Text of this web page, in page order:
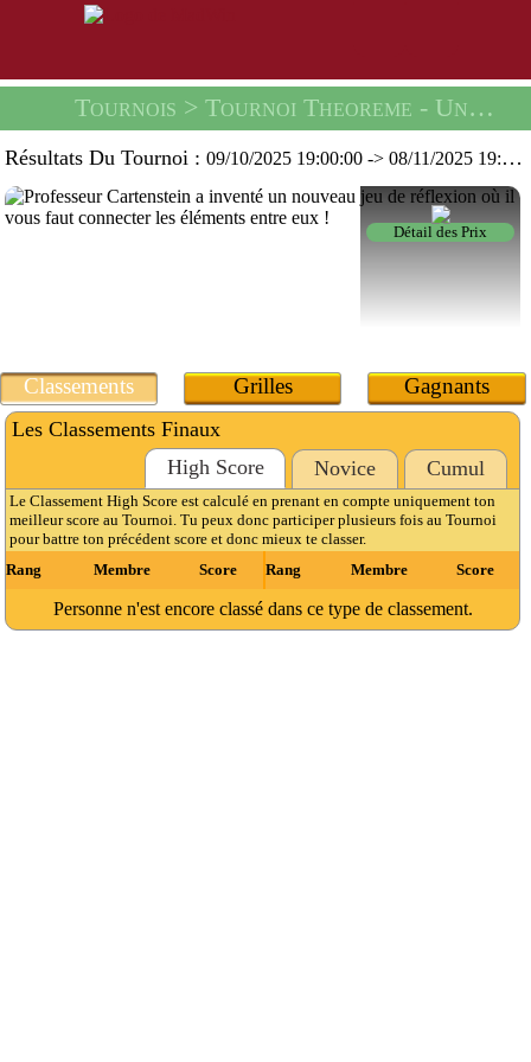
Tournois > Tournoi Theoreme - Un Sachet De Graines Gypsophile Nuage Blanc Vilmorin
Résultats Du Tournoi :09/10/2025 19:00:00 ->08/11/2025 19:59:59
Détail des Prix
Classements Grilles Gagnants
Les Classements Finaux
High Score
Novice Cumul
Le Classement High Score est calculé en prenant en compte uniquement ton
meilleur score au Tournoi. Tu peux donc participer plusieurs fois au Tournoi
pour battre ton précédent score et donc mieux te classer.
Rang
Membre Score Rang Membre Score
Personne n'est encore classé dans ce type de classement.